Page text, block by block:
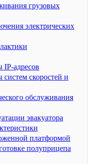
грузовых
электрических
адресов
скоростей и
обслуживания
эвакуатора
платформой
полуприцепа